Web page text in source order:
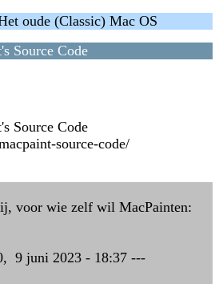
oude (Classic) Mac OS
Source Code
Source Code
source-code/
voor wie zelf wil MacPainten:
9 juni 2023 - 18:37 ---